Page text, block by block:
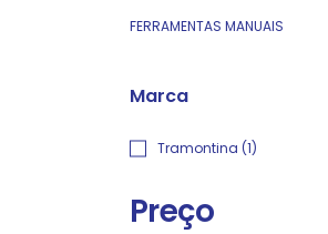
FERRAMENTAS MANUAIS
Marca
Tramontina (1)
Preço